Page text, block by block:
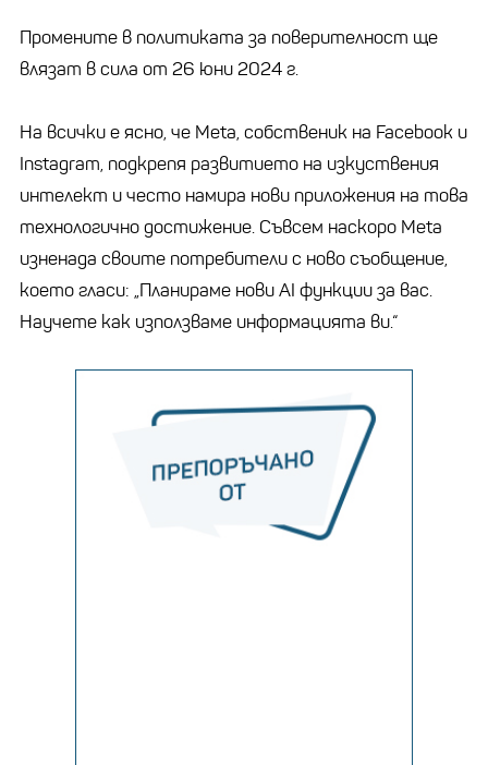
Промените в политиката за поверителност ще
влязат в сила от 26 юни 2024 г.
На всички е ясно, че Meta, собственик на Facebook и
Instagram, подкрепя развитието на изкуствения
интелект и често намира нови приложения на това
технологично достижение. Съвсем наскоро Meta
изненада своите потребители с ново съобщение,
което гласи: „Планираме нови AI функции за вас.
Научете как използваме информацията ви.“